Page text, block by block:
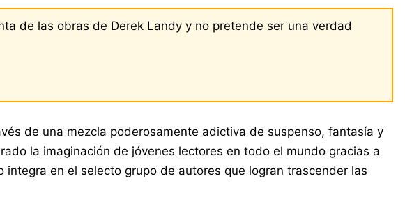
de las obras de Derek Landy y no pretende ser una verdad
de una mezcla poderosamente adictiva de suspenso, fantasía y
la imaginación de jóvenes lectores en todo el mundo gracias a
en el selecto grupo de autores que logran trascender las